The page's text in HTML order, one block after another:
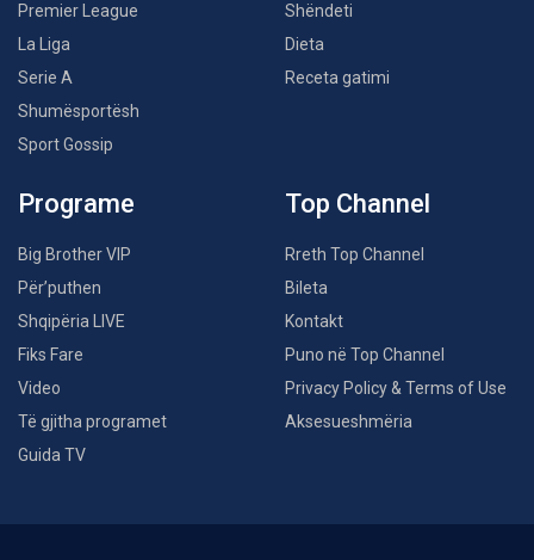
Premier League
La Liga
Serie A
Shumësportësh
Sport Gossip
Shëndeti
Dieta
Receta gatimi
Programe
Big Brother VIP
Për’puthen
Shqipëria LIVE
Fiks Fare
Video
Të gjitha programet
Guida TV
Top Channel
Rreth Top Channel
Bileta
Kontakt
Puno në Top Channel
Privacy Policy & Terms of Use
Aksesueshmëria